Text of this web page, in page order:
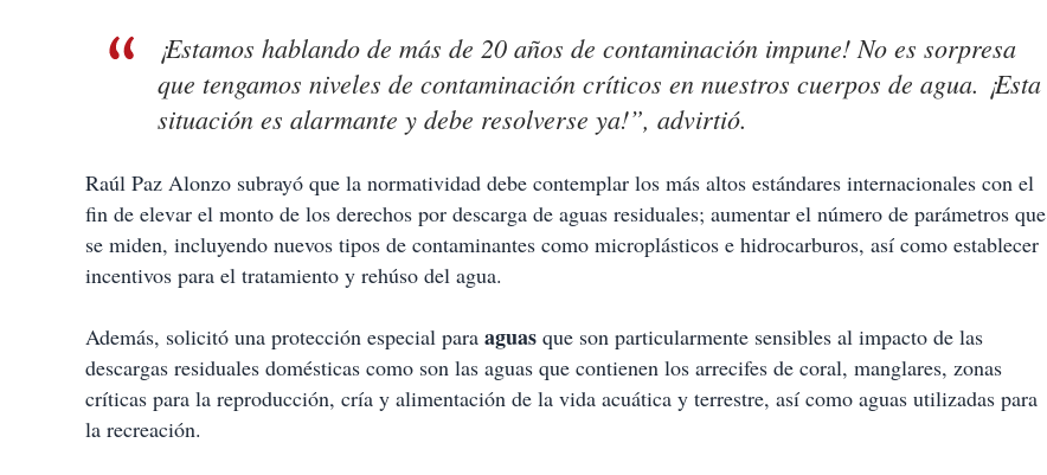
¡Estamos hablando de más de 20 años de contaminación impune! No es sorpresa
que tengamos niveles de contaminación críticos en nuestros cuerpos de agua. ¡Esta
situación es alarmante y debe resolverse ya!”, advirtió.
Raúl Paz Alonzo subrayó que la normatividad debe contemplar los más altos estándares internacionales con el
fin de elevar el monto de los derechos por descarga de aguas residuales; aumentar el número de parámetros que
se miden, incluyendo nuevos tipos de contaminantes como microplásticos e hidrocarburos, así como establecer
incentivos para el tratamiento y rehúso del agua.
Además, solicitó una protección especial para aguas que son particularmente sensibles al impacto de las
descargas residuales domésticas como son las aguas que contienen los arrecifes de coral, manglares, zonas
críticas para la reproducción, cría y alimentación de la vida acuática y terrestre, así como aguas utilizadas para
la recreación.